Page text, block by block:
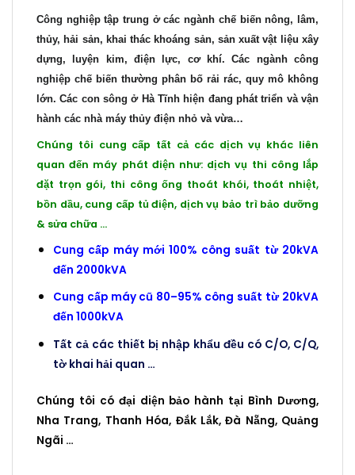
Công nghiệp tập trung ở các ngành chế biến nông, lâm,
thủy, hải sản, khai thác khoáng sản, sản xuất vật liệu xây
dựng, luyện kim, điện lực, cơ khí. Các ngành công
nghiệp chế biến thường phân bố rải rác, quy mô không
lớn. Các con sông ở Hà Tĩnh hiện đang phát triển và vận
hành các nhà máy thủy điện nhỏ và vừa…
Chúng tôi cung cấp tất cả các dịch vụ khác liên
quan đến máy phát điện như: dịch vụ thi công lắp
đặt trọn gói, thi công ống thoát khói, thoát nhiệt,
bồn dầu, cung cấp tủ điện, dịch vụ bảo trì bảo dưỡng
& sửa chữa …
Cung cấp máy mới 100% công suất từ 20kVA
đến 2000kVA
Cung cấp máy cũ 80–95% công suất từ 20kVA
đến 1000kVA
Tất cả các thiết bị nhập khẩu đều có C/O, C/Q,
tờ khai hải quan …
Chúng tôi có đại diện bảo hành tại Bình Dương,
Nha Trang, Thanh Hóa, Đắk Lắk, Đà Nẵng, Quảng
Ngãi …